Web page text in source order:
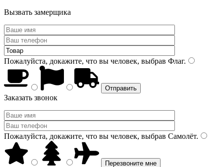
Вызвать замерщика
Пожалуйста, докажите, что вы человек, выбрав Флаг.
Заказать звонок
Пожалуйста, докажите, что вы человек, выбрав Самолёт.